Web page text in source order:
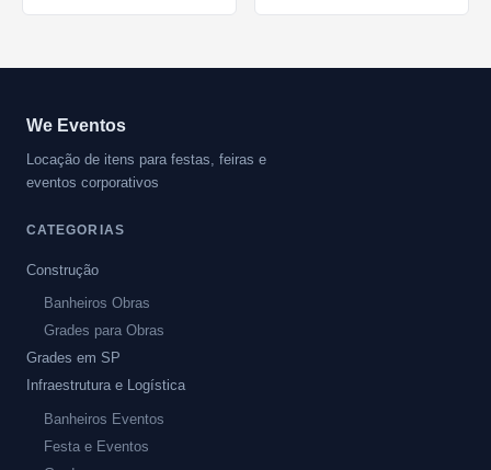
We Eventos
Locação de itens para festas, feiras e
eventos corporativos
CATEGORIAS
Construção
Banheiros Obras
Grades para Obras
Grades em SP
Infraestrutura e Logística
Banheiros Eventos
Festa e Eventos